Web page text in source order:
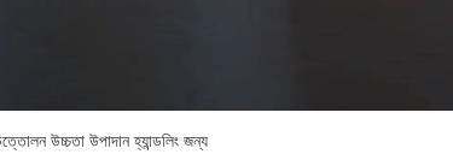
উচ্চতা উপাদান হ্যান্ডলিং জন্য